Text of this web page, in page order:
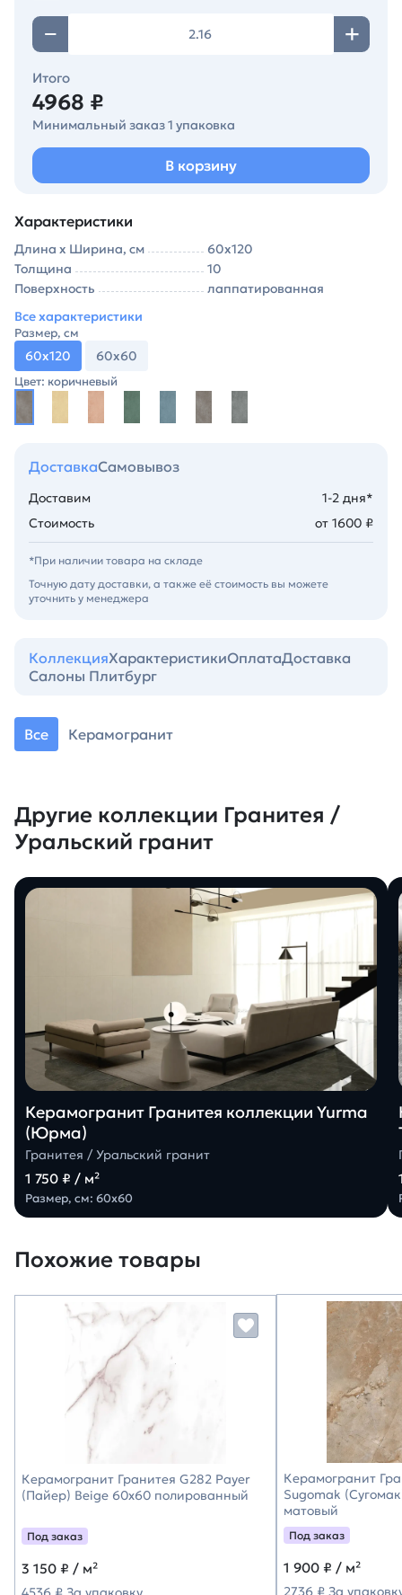
Итого
4968 ₽
Минимальный заказ 1 упаковка
В корзину
Характеристики
Длина х Ширина, см
60х120
Толщина
10
Поверхность
лаппатированная
Все характеристики
Размер, см
60х120 60х60
Цвет: коричневый
ДоставкаСамовывоз
Доставим
1-2 дня*
Стоимость
от 1600 ₽
*При наличии товара на складе
Точную дату доставки, а также её стоимость вы можете
уточнить у менеджера
КоллекцияХарактеристикиОплатаДоставка
Салоны Плитбург
Все Керамогранит
Другие коллекции Гранитея /
Уральский гранит
Керамогранит Гранитея коллекции Yurma
(Юрма)
Гранитея / Уральский гранит
1 750 ₽ / м²
Размер, см: 60х60
Похожие товары
Керамогранит Гранитея G282 Payer
(Пайер) Beige 60х60 полированный
Под заказ
3 150 ₽ / м²
Керамогранит
Sugomak
матовый
Под заказ
1 900 ₽ / м²
2736 ₽ За